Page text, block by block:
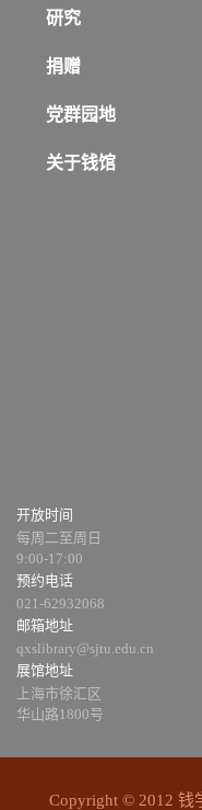
研究
捐赠
党群园地
关于钱馆
开放时间
每周二至周日
9:00-17:00
预约电话
021-62932068
邮箱地址
qxslibrary@sjtu.edu.cn
展馆地址
上海市徐汇区
华山路1800号
Copyright © 2012 钱